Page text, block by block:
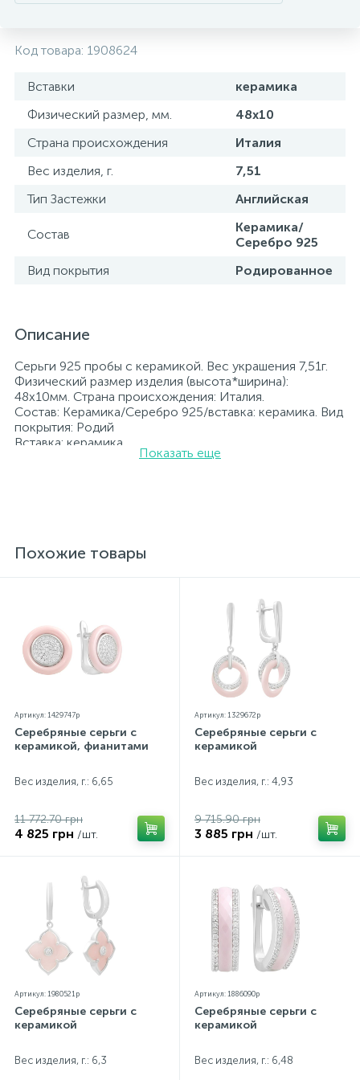
Код товара: 1908624
Вставки
керамика
Физический размер, мм.
48х10
Страна происхождения
Италия
Вес изделия, г.
7,51
Тип Застежки
Английская
Состав
Керамика/
Серебро 925
Вид покрытия
Родированное
Описание
Серьги 925 пробы с керамикой. Вес украшения 7,51г.
Физический размер изделия (высота*ширина):
48х10мм. Страна происхождения: Италия.
Состав: Керамика/Серебро 925/вставка: керамика. Вид
покрытия: Родий
Вставка: керамика.
Родированные украшения дольше сохраняют свое
проба. К каждому ювелирному украшению
прилагаются бирка с указанием всех
незначительно отличаться от реальных из-за
особенностей цветопередачи экрана
Показать еще
Похожие товары
Артикул: 1429747p
Серебряные серьги с
керамикой, фианитами
Вес изделия, г.: 6,65
11 772.70 грн
4 825 грн /шт.
Артикул: 1329672p
Серебряные серьги с
керамикой
Вес изделия, г.: 4,93
9 715.90 грн
3 885 грн /шт.
Артикул: 1980521p
Серебряные серьги с
керамикой
Вес изделия, г.: 6,3
Артикул: 1886090p
Серебряные серьги с
керамикой
Вес изделия, г.: 6,48